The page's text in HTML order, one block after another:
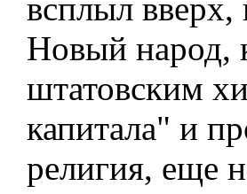
всплыл
Новый народ,
штатовским
капитала" и
религия, еще